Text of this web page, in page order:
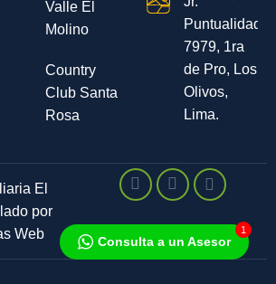
Valle El
Molino
Country
Club Santa
Rosa
Puntualidad
7979, 1ra
de Pro, Los
Olivos,
Lima.
El
por
Web
Consulta a un Asesor
1